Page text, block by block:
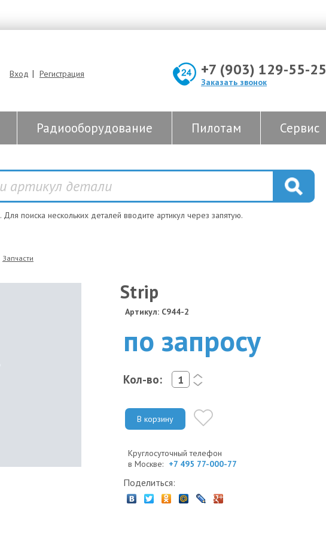
Вход | Регистрация +7 (903) 129-55-25
Заказать звонок
Радиооборудование Пилотам Сервис
. Для поиска нескольких деталей вводите артикул через запятую.
Запчасти
Strip
Артикул: C944-2
по запросу
Кол-во:
<
>
В корзину
Круглосуточный телефон
в Москве: +7 495 77-000-77
Поделиться: